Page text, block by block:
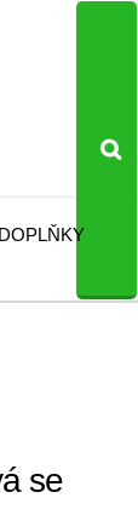
DOPLŇKY
se